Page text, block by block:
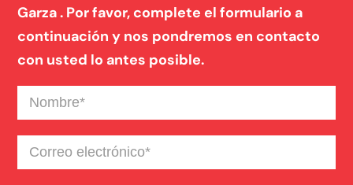
Garza . Por favor, complete el formulario a
continuación y nos pondremos en contacto
con usted lo antes posible.
Nombre(Required)
Correo
electrónico(Required)